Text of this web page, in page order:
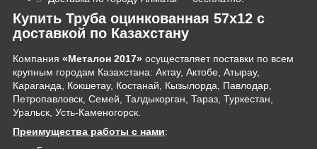
Купить Труба оцинкованная 57х12 с
доставкой по Казахстану
Компания «Металон 2017» осуществляет поставки по всем
крупным городам Казахстана: Актау, Актобе, Атырау,
Караганда, Кокшетау, Костанай, Кызылорда, Павлодар,
Петропавловск, Семей, Талдыкорган, Тараз, Туркестан,
Уральск, Усть-Каменогорск.
Преимущества работы с нами: